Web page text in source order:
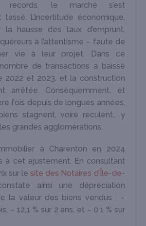
records, le marché s’est
tassé. L’incertitude économique,
la hausse des taux d’emprunt,
à l’attentisme – faute de
vie à leur projet. Dans ce
de transactions a baissé
2022 et 2023, et la construction
arrêtée. Conséquemment, et
fois depuis de longues années,
stagnent, voire reculent… y
grandes agglomérations.
à Charenton en 2024
à cet ajustement. En consultant
sur lesite des Notaires d’Île-de-
ainsi une dépréciation
la valeur des biens vendus : –
– 12,1 % sur 2 ans, et – 0,1 % sur